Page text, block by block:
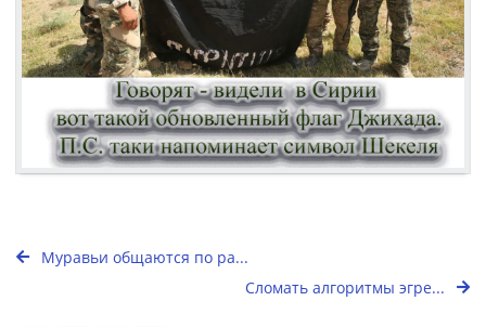
Муравьи общаются по ра...
Сломать алгоритмы эгре...